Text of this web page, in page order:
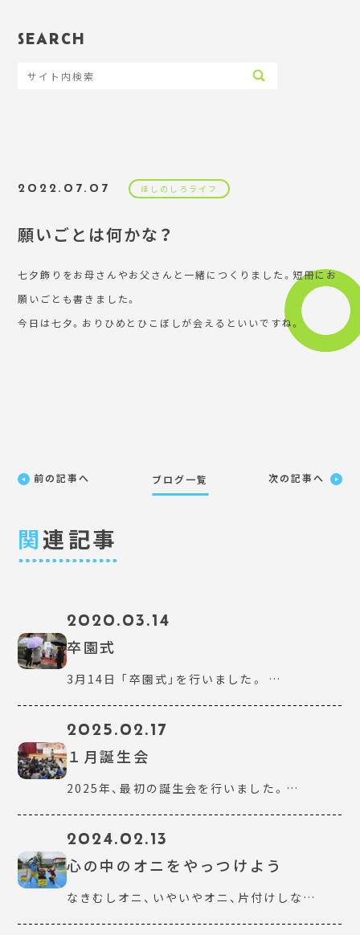
SEARCH
2022.07.07 ほしのしろライフ
願いごとは何かな？
七夕飾りをお母さんやお父さんと一緒につくりました。短冊にお
願いごとも書きました。
今日は七夕。おりひめとひこぼしが会えるといいですね。
前の記事へ ブログ一覧 次の記事へ
関連記事
2020.03.14
卒園式
3月14日 「卒園式」を行いました。 …
2025.02.17
１月誕生会
2025年、最初の誕生会を行いました。…
2024.02.13
心の中のオニをやっつけよう
なきむしオニ、いやいやオニ、片付けしな…